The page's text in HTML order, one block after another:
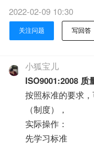
2022-02-09 10:30
关注问题 写回答
小狐宝儿
ISO9001:2008 质
按照标准的要求
（制度），
实际操作：
先学习标准